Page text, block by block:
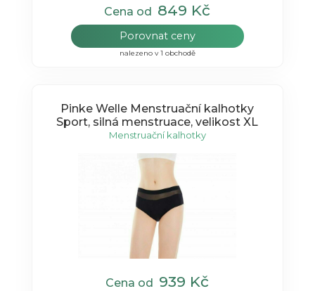
Cena od 849 Kč
Porovnat ceny
nalezeno v 1 obchodě
Pinke Welle Menstruační kalhotky
Sport, silná menstruace, velikost XL
Menstruační kalhotky
Cena od 939 Kč